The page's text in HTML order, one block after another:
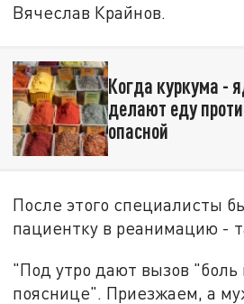
Вячеслав Крайнов.
Когда куркума -
делают еду
опасной
После этого специалисты
пациентку в реанимацию -
"Под утро дают вызов "боль
пояснице". Приезжаем, а